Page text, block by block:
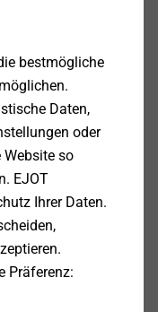
(ø-Teller: 60
von
Montage in
Montage
bestmögliche
Daten,
oder
so
EJOT
Ihrer Daten.
Präferenz: